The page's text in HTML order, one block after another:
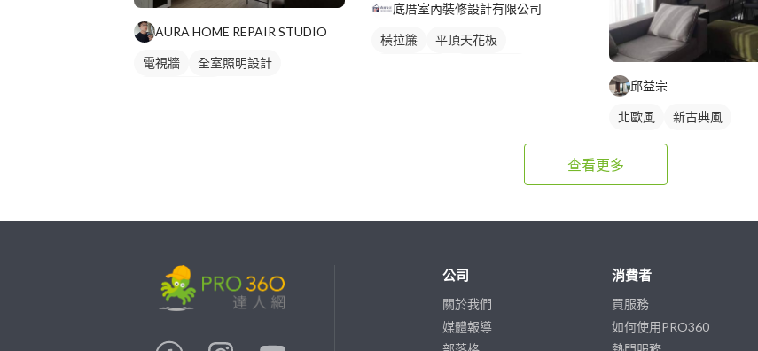
AURA HOME REPAIR STUDIO
電視牆
全室照明設計
底厝室內裝修設計有限公司
橫拉簾
平頂天花板
客廳燈光設計
邱益宗
北歐風 新古典風
查看更多
公司
關於我們
媒體報導
消費者
買服務
如何使用PRO360